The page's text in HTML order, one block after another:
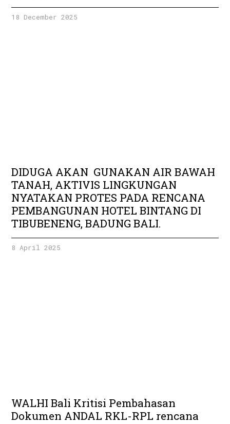
18 December 2025
DIDUGA AKAN GUNAKAN AIR BAWAH
TANAH, AKTIVIS LINGKUNGAN
NYATAKAN PROTES PADA RENCANA
PEMBANGUNAN HOTEL BINTANG DI
TIBUBENENG, BADUNG BALI.
8 April 2025
WALHI Bali Kritisi Pembahasan
Dokumen ANDAL RKL-RPL rencana